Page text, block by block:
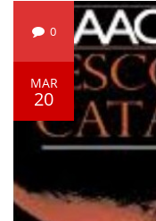
0
MAR
20